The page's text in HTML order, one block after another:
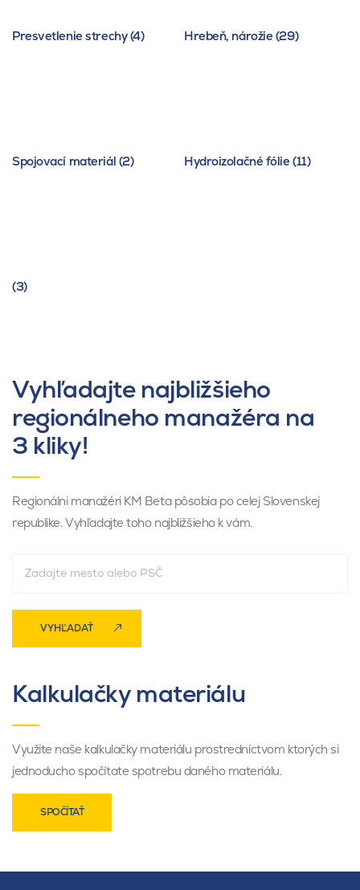
Presvetlenie strechy (4) Hrebeň, nárožie (29)
Spojovací materiál (2) Hydroizolačné fólie (11)
(3)
Vyhľadajte najbližšieho
regionálneho manažéra na
3 kliky!
Regionálni manažéri KM Beta pôsobia po celej Slovenskej
republike. Vyhľadajte toho najbližšieho k vám.
VYHĽADAŤ
Kalkulačky materiálu
Využite naše kalkulačky materiálu prostredníctvom ktorých si
jednoducho spočítate spotrebu daného materiálu.
SPOČÍTAŤ